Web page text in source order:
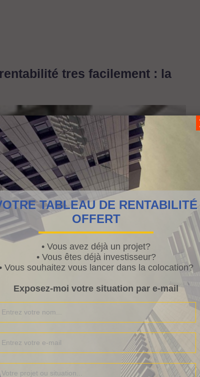
tres facilement : la
TABLEAU DE RENTABILITÉ
OFFERT
• Vous avez déjà un projet?
• Vous êtes déjà investisseur?
Vous souhaitez vous lancer dans la colocation?
Exposez-moi votre situation par e-mail